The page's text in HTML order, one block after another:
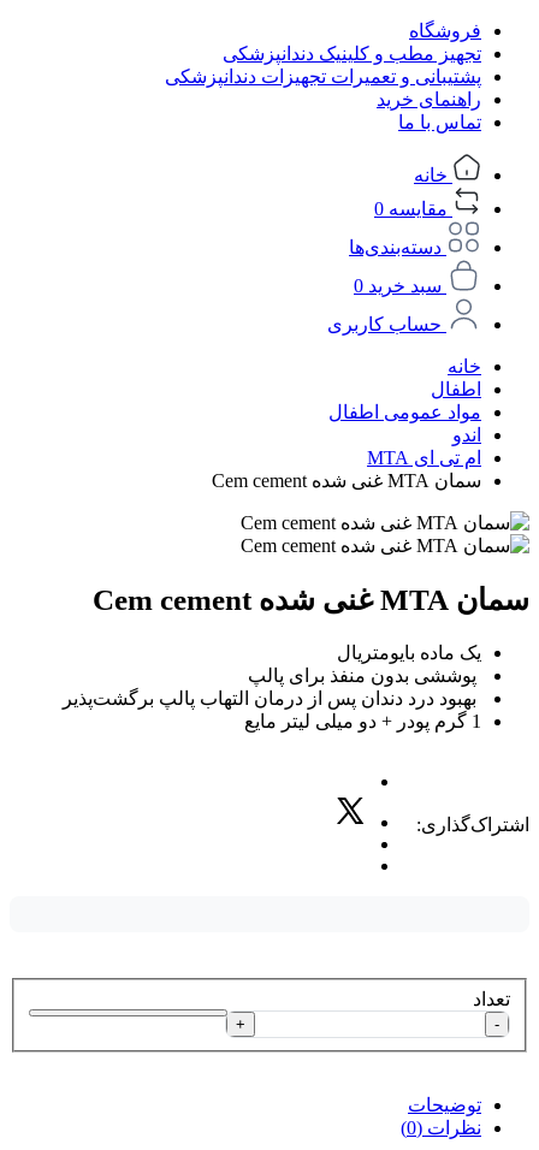
فروشگاه
تجهیز مطب و کلینیک دندانپزشکی
پشتیبانی و تعمیرات تجهیزات دندانپزشکی
راهنمای خرید
تماس با ما
خانه
مقایسه 0
دسته‌بندی‌ها
سبد خرید 0
حساب کاربری
خانه
اطفال
مواد عمومی اطفال
اندو
ام تی ای MTA
سمان MTA غنی شده Cem cement
سمان MTA غنی شده Cem cement
یک ماده بایومتریال
پوششی بدون منفذ برای پالپ
بهبود درد دندان پس از درمان التهاب پالپ برگشت‌پذیر
1 گرم پودر + دو میلی لیتر مایع
اشتراک‌گذاری:
تعداد
-
+
توضیحات
نظرات (0)